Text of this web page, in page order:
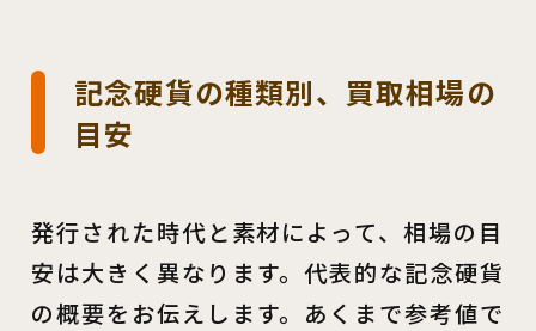
記念硬貨の種類別、買取相場の
目安
発行された時代と素材によって、相場の目
安は大きく異なります。代表的な記念硬貨
の概要をお伝えします。あくまで参考値で